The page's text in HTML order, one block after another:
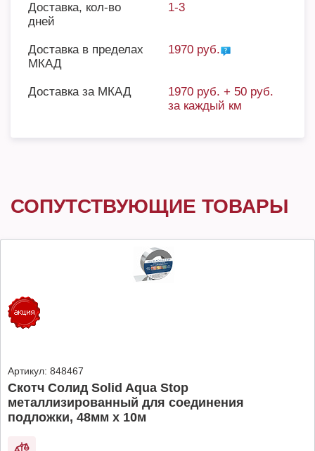
Доставка, кол-во
дней
1-3
Доставка в пределах
МКАД
1970 руб.
Доставка за МКАД
1970 руб. + 50 руб.
за каждый км
СОПУТСТВУЮЩИЕ ТОВАРЫ
Артикул: 848467
Скотч Солид Solid Aqua Stop
металлизированный для соединения
подложки, 48мм х 10м